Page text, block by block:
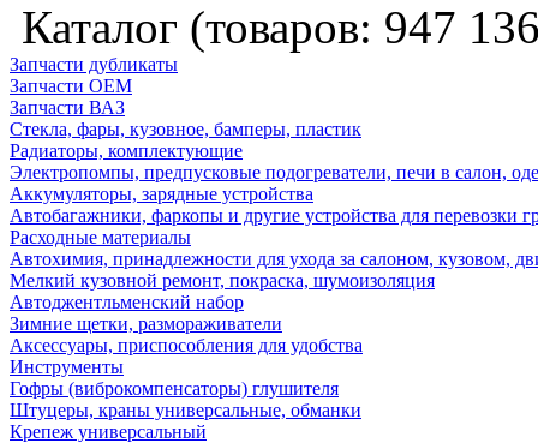
Каталог (товаров: 947
Запчасти дубликаты
Запчасти ОЕМ
Запчасти ВАЗ
Стекла, фары, кузовное, бамперы, пластик
Радиаторы, комплектующие
Электропомпы, предпусковые подогреватели, печи в салон,
Аккумуляторы, зарядные устройства
Автобагажники, фаркопы и другие устройства для перевозки
Расходные материалы
Автохимия, принадлежности для ухода за салоном, кузовом,
Мелкий кузовной ремонт, покраска, шумоизоляция
Автоджентльменский набор
Зимние щетки, размораживатели
Аксессуары, приспособления для удобства
Инструменты
Гофры (виброкомпенсаторы) глушителя
Штуцеры, краны универсальные, обманки
Крепеж универсальный